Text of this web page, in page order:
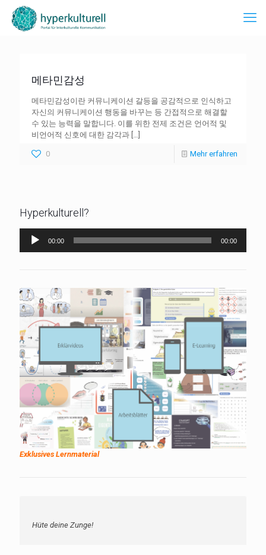
메타민감성
메타민감성이란 커뮤니케이션 갈등을 공감적으로 인식하고
자신의 커뮤니케이션 행동을 바꾸는 등 간접적으로 해결할
수 있는 능력을 말합니다. 이를 위한 전제 조건은 언어적 및
비언어적 신호에 대한 감각과 […]
0 Mehr erfahren
Hyperkulturell?
Audio-
Player
00:00 00:00
Exklusives Lernmaterial
Hüte deine Zunge!